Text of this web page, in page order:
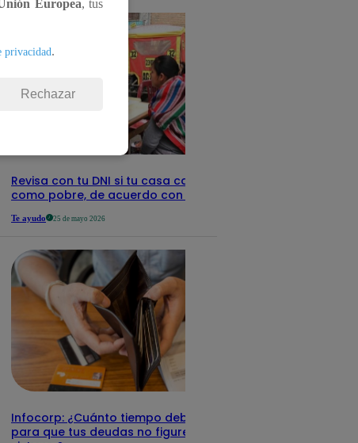
Revisa con tu DNI si tu casa califica
como pobre, de acuerdo con el Sisfoh
Te ayudo 25 de mayo 2026
Infocorp: ¿Cuánto tiempo debe pasar
para que tus deudas no figuren en su
Europea, tus
privacidad.
Rechazar